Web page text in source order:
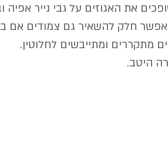
את האגוזים על גבי נייר
אפשר חלק להשאיר גם צמודים אם